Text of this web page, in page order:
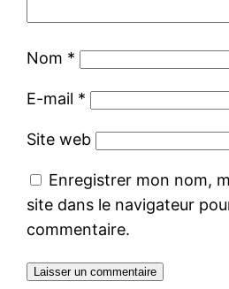
Nom *
E-mail *
Site web
Enregistrer mon nom,
site dans le navigateur
commentaire.